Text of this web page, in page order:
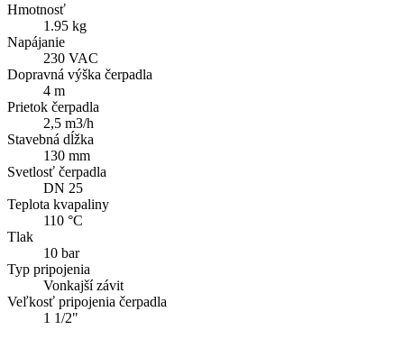
Hmotnosť
1.95 kg
Napájanie
230 VAC
Dopravná výška čerpadla
4 m
Prietok čerpadla
2,5 m3/h
Stavebná dĺžka
130 mm
Svetlosť čerpadla
DN 25
Teplota kvapaliny
110 °C
Tlak
10 bar
Typ pripojenia
Vonkajší závit
Veľkosť pripojenia čerpadla
1 1/2"